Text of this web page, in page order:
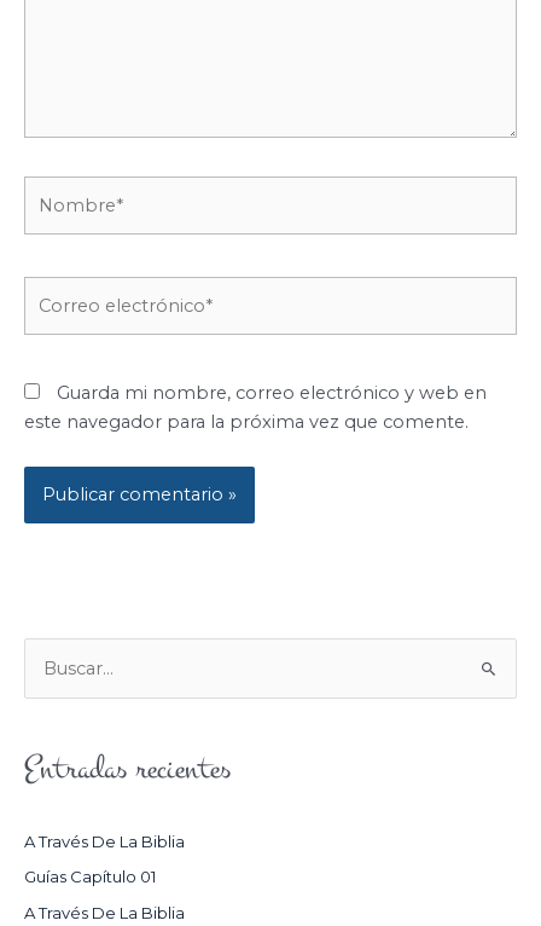
Guarda mi nombre, correo electrónico y web en
este navegador para la próxima vez que comente.
U
C
Entradas recientes
A Través De La Biblia
Guías Capítulo 01
A Través De La Biblia